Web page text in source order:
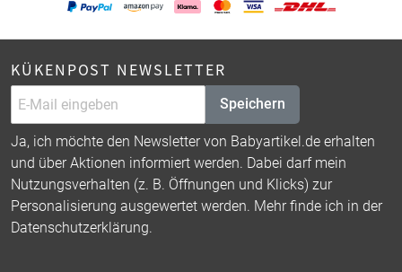
KÜKENPOST NEWSLETTER
Speichern
Ja, ich möchte den Newsletter von Babyartikel.de erhalten
und über Aktionen informiert werden. Dabei darf mein
Nutzungsverhalten (z. B. Öffnungen und Klicks) zur
Personalisierung ausgewertet werden. Mehr finde ich in der
Datenschutzerklärung.